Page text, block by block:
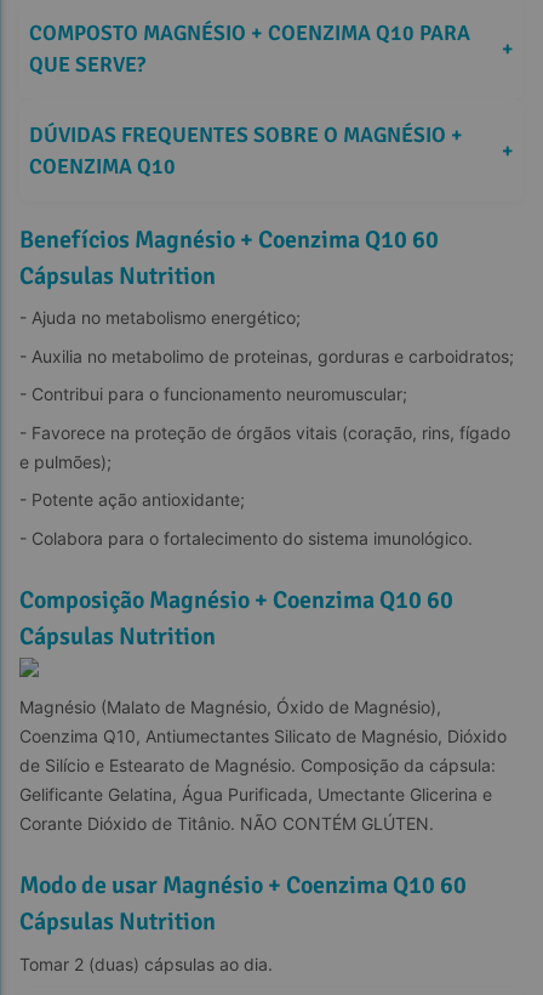
COMPOSTO MAGNÉSIO + COENZIMA Q10 PARA
QUE SERVE?
+
DÚVIDAS FREQUENTES SOBRE O MAGNÉSIO +
COENZIMA Q10
+
Benefícios Magnésio + Coenzima Q10 60
Cápsulas Nutrition
- Ajuda no metabolismo energético;
- Auxilia no metabolimo de proteinas, gorduras e carboidratos;
- Contribui para o funcionamento neuromuscular;
- Favorece na proteção de órgãos vitais (coração, rins, fígado
e pulmões);
- Potente ação antioxidante;
- Colabora para o fortalecimento do sistema imunológico.
Composição Magnésio + Coenzima Q10 60
Cápsulas Nutrition
Magnésio (Malato de Magnésio, Óxido de Magnésio),
Coenzima Q10, Antiumectantes Silicato de Magnésio, Dióxido
de Silício e Estearato de Magnésio. Composição da cápsula:
Gelificante Gelatina, Água Purificada, Umectante Glicerina e
Corante Dióxido de Titânio. NÃO CONTÉM GLÚTEN.
Modo de usar Magnésio + Coenzima Q10 60
Cápsulas Nutrition
Tomar 2 (duas) cápsulas ao dia.